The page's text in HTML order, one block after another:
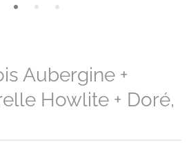
Aubergine +
Howlite + Doré,